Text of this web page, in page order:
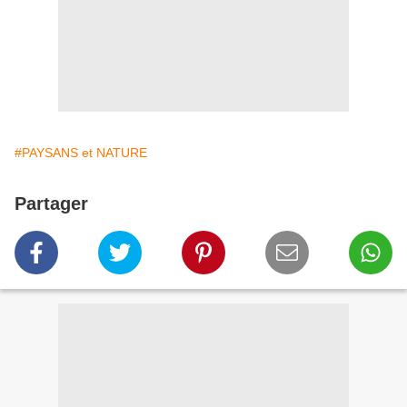
#PAYSANS et NATURE
Partager